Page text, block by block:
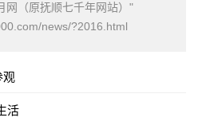
网（原抚顺七千年网站）"
news/?2016.html
观
活